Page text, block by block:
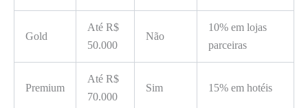
Gold
Até R$
50.000
Não
10% em lojas
parceiras
Premium
Até R$
70.000
Sim 15% em hotéis